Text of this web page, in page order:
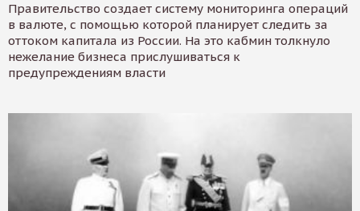
Правительство создает систему мониторинга операций
в валюте, с помощью которой планирует следить за
оттоком капитала из России. На это кабмин толкнуло
нежелание бизнеса прислушиваться к
предупреждениям власти